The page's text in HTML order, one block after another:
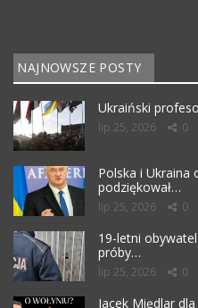
NAJNOWSZE POSTY
Ukraiński
lip 25, 2026 0
Polska i Ukraina
podziękował…
lip 25, 2026 0
19-letni
próby…
lip 25, 2026 0
Jacek Międlar